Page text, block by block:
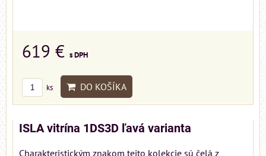
619 € s DPH
ks DO KOŠÍKA
ISLA vitrína 1DS3D ľavá varianta
Charakteristickým znakom tejto kolekcie sú čelá z